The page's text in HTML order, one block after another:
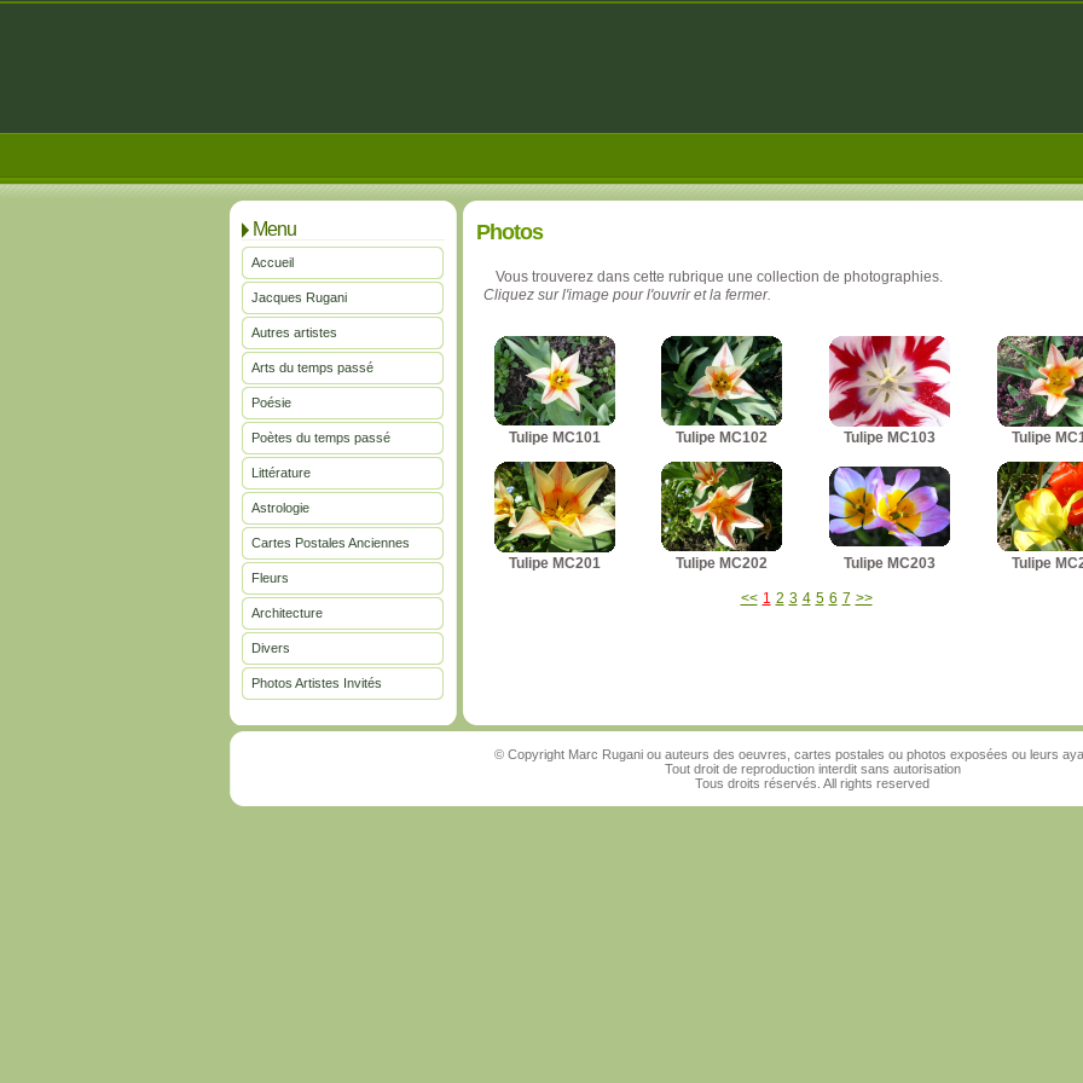
Menu
Accueil
Jacques Rugani
Autres artistes
Arts du temps passé
Poésie
Poètes du temps passé
Littérature
Astrologie
Cartes Postales Anciennes
Fleurs
Architecture
Divers
Photos Artistes Invités
Photos
Vous trouverez dans cette rubrique une collection de photographies.
Cliquez sur l'image pour l'ouvrir et la fermer.
Tulipe MC101 Tulipe MC102 Tulipe MC103 Tulipe
Tulipe MC201 Tulipe MC202 Tulipe MC203 Tulipe
<< 1 2 3 4 5 6 7 >>
© Copyright Marc Rugani ou auteurs des oeuvres, cartes postales ou photos exposées ou leurs
Tout droit de reproduction interdit sans autorisation
Tous droits réservés. All rights reserved